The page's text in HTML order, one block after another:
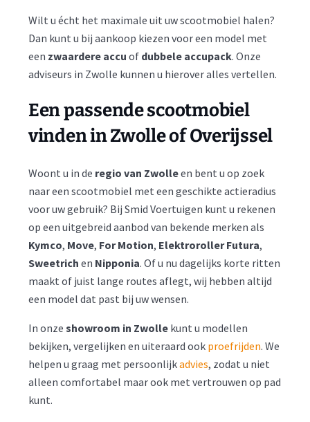
Wilt u écht het maximale uit uw scootmobiel halen?
Dan kunt u bij aankoop kiezen voor een model met
een zwaardere accu of dubbele accupack. Onze
adviseurs in Zwolle kunnen u hierover alles vertellen.
Een passende scootmobiel
vinden in Zwolle of Overijssel
Woont u in de regio van Zwolleen bent u op zoek
naar een scootmobiel met een geschikte actieradius
voor uw gebruik? Bij Smid Voertuigen kunt u rekenen
op een uitgebreid aanbod van bekende merken als
Kymco, Move, For Motion, Elektroroller Futura,
Sweetrich en Nipponia. Of u nu dagelijks korte ritten
maakt of juist lange routes aflegt, wij hebben altijd
een model dat past bij uw wensen.
In onze showroom in Zwollekunt u modellen
bekijken, vergelijken en uiteraard ook proefrijden. We
helpen u graag met persoonlijkadvies, zodat u niet
alleen comfortabel maar ook met vertrouwen op pad
kunt.